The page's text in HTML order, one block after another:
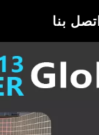
بنا